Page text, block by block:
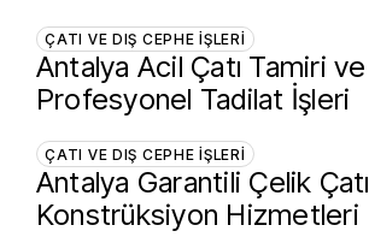
ÇATI VE DIŞ CEPHE İŞLERI
Antalya Acil Çatı Tamiri ve
Profesyonel Tadilat İşleri
ÇATI VE DIŞ CEPHE İŞLERI
Antalya Garantili Çelik Çatı
Konstrüksiyon Hizmetleri